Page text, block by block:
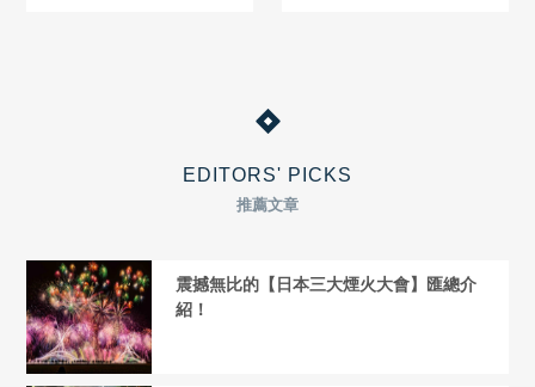
EDITORS' PICKS
推薦文章
震撼無比的【日本三大煙火大會】匯總介
紹！